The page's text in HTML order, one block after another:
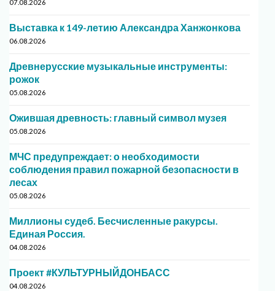
07.08.2026
Выставка к 149-летию Александра Ханжонкова
06.08.2026
Древнерусские музыкальные инструменты:
рожок
05.08.2026
Ожившая древность: главный символ музея
05.08.2026
МЧС предупреждает: о необходимости
соблюдения правил пожарной безопасности в
лесах
05.08.2026
Миллионы судеб. Бесчисленные ракурсы.
Единая Россия.
04.08.2026
Проект #КУЛЬТУРНЫЙДОНБАСС
04.08.2026